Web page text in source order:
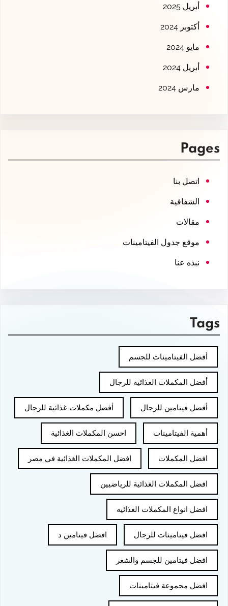
أبريل 2025
أكتوبر 2024
مايو 2024
أبريل 2024
مارس 2024
Pages
اتصل بنا
الشفافية
مقالات
موقع جدول الفيتامينات
نبذه عنا
Tags
أفضل الفيتامينات للجسم
أفضل المكملات الغذائية للرجال
أفضل فيتامين للرجال أفضل مكملات غذائية للرجال
أهمية الفيتامينات احسن المكملات الغذائية
افضل المكملات افضل المكملات الغذائية في مصر
افضل المكملات الغذائية للرياضيين
افضل انواع المكملات الغذائيه
افضل فيتامينات للرجال افضل فيتامين د
افضل فيتامين للجسم والشعر
افضل مجموعة فيتامينات